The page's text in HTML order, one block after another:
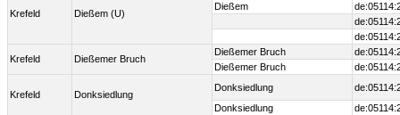
Krefeld Dießem (U)
Dießem
Krefeld Dießemer Bruch
Dießemer Bruch
Dießemer Bruch
Krefeld Donksiedlung
Donksiedlung
Donksiedlung